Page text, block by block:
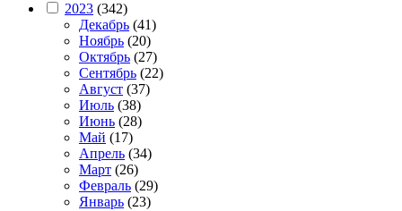
2023 (342)
Декабрь (41)
Ноябрь (20)
Октябрь (27)
Сентябрь (22)
Август (37)
Июль (38)
Июнь (28)
Май (17)
Апрель (34)
Март (26)
Февраль (29)
Январь (23)